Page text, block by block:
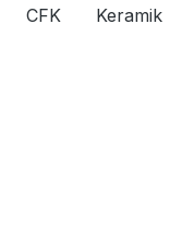
CFK Keramik